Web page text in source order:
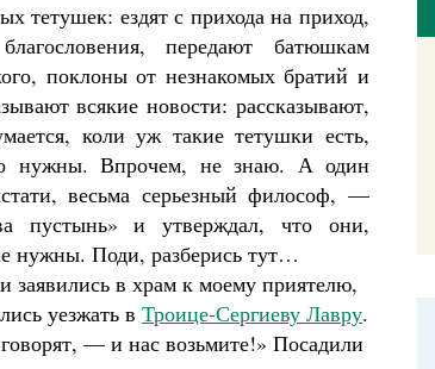
тетушек: ездят с прихода на приход,
передают батюшкам
поклоны от незнакомых братий и
всякие новости: рассказывают,
коли уж такие тетушки есть,
нужны. Впрочем, не знаю. А один
весьма серьезный философ, —
пустынь» и утверждал, что они,
нужны. Поди, разберись тут…
заявились в храм к моему приятелю,
уезжать в Троице-Сергиеву Лавру.
— и нас возьмите!» Посадили
Великомученик Георгий Победоносец. Научись у
святого
Роман Котов